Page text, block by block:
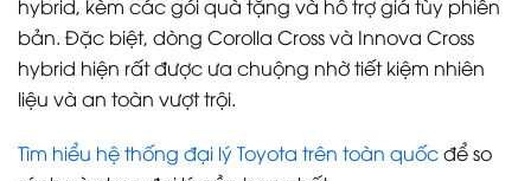
hybrid, kèm các gói quà tặng và hỗ trợ giá tùy phiên
bản. Đặc biệt, dòng Corolla Cross và Innova Cross
hybrid hiện rất được ưa chuộng nhờ tiết kiệm nhiên
liệu và an toàn vượt trội.
Tìm hiểu hệ thống đại lý Toyota trên toàn quốcđể so